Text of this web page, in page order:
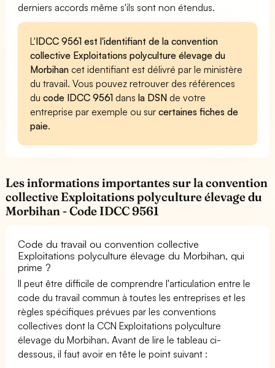
derniers accords même s'ils sont non étendus.
L'IDCC 9561 est l'identifiant de la convention
collective Exploitations polyculture élevage du
Morbihan cet identifiant est délivré par le ministère
du travail. Vous pouvez retrouver des références
ducode IDCC 9561 dansla DSN de votre
entreprise par exemple ou surcertaines fiches de
paie.
Les informations importantes sur la convention
collective Exploitations polyculture élevage du
Morbihan - Code IDCC 9561
Code du travail ou convention collective
Exploitations polyculture élevage du Morbihan, qui
prime ?
Il peut être difficile de comprendre l'articulation entre le
code du travail commun à toutes les entreprises et les
règles spécifiques prévues par les conventions
collectives dont la CCN Exploitations polyculture
élevage du Morbihan. Avant de lire le tableau ci-
dessous, il faut avoir en tête le point suivant :